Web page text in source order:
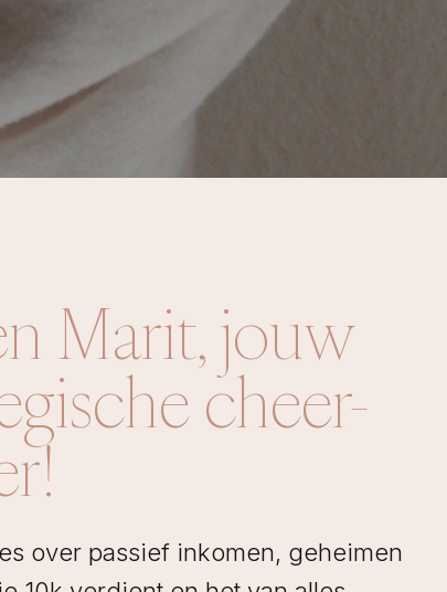
Marit, jouw
cheer-
over passief inkomen, geheimen